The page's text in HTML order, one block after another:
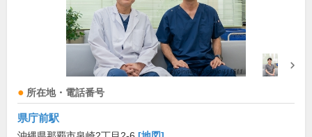
所在地・電話番号
県庁前駅